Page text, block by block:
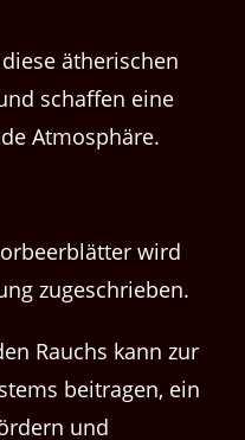
ätherischen
schaffen eine
Atmosphäre.
wird
zugeschrieben.
Rauchs kann zur
beitragen, ein
und